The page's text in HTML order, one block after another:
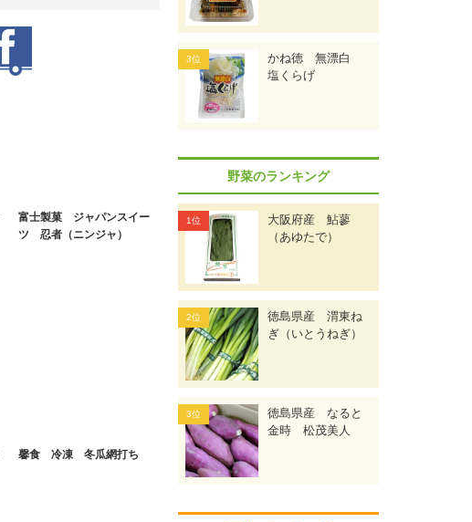
富士製菓 ジャパンスイー
ツ 忍者（ニンジャ）
馨食 冷凍 冬瓜網打ち
かね徳 無漂白
塩くらげ
野菜のランキング
大阪府産 鮎蓼
（あゆたで）
徳島県産 渭東ね
ぎ（いとうねぎ）
徳島県産 なると
金時 松茂美人